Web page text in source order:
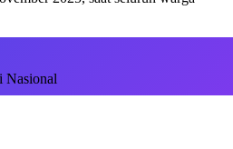
Nasional